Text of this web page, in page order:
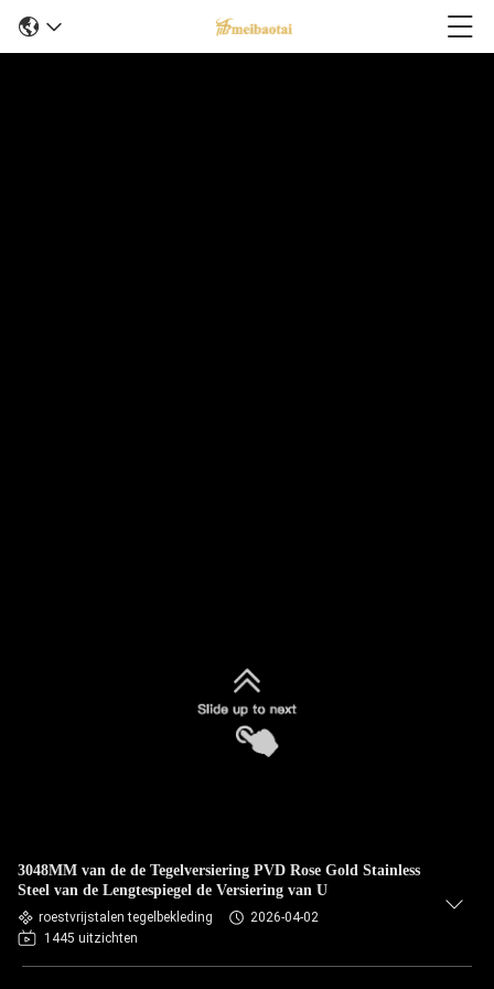
3048MM van de de Tegelversiering PVD Rose Gold Stainless
Steel van de Lengtespiegel de Versiering van U
roestvrijstalen tegelbekleding
2026-04-02
1445 uitzichten